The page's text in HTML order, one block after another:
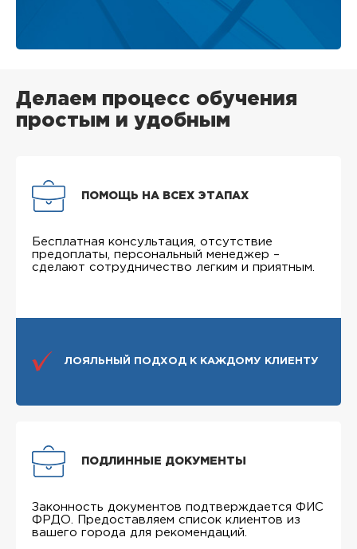
Делаем процесс обучения
простым и удобным
ПОМОЩЬ НА ВСЕХ ЭТАПАХ
Бесплатная консультация, отсутствие
предоплаты, персональный менеджер –
сделают сотрудничество легким и приятным.
ЛОЯЛЬНЫЙ ПОДХОД К КАЖДОМУ КЛИЕНТУ
ПОДЛИННЫЕ ДОКУМЕНТЫ
Законность документов подтверждается ФИС
ФРДО. Предоставляем список клиентов из
вашего города для рекомендаций.